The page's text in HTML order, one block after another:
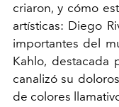
criaron, y cómo
artísticas: Diego
importantes del
Kahlo, destacada
canalizó su
de colores